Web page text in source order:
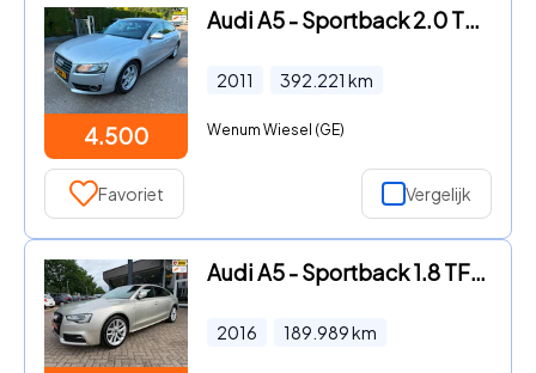
4.500
Audi A5 - Sportback 2.0 TDI 5-DRS Pro Line ECC NAVI
2011 392.221 km
Wenum Wiesel (GE)
Favoriet Vergelijk
Audi A5 - Sportback 1.8 TFSI S-Line Sport, Automaat, Navi, Bluetooth,
2016 189.989km